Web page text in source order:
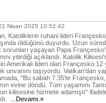
Nisan 2025 10:52:42
Katoliklerin ruhani lideri
öldüğünü duyurdu. Uzun
sorunları yaşayan Papa
yitirdiği açıklandı. Katolik
Amerikalı lideri olan Françesko 12
unvanını taşıyordu. Vatikan'dan
"Bu sabah 7:35'te Françesko,
evine döndü. Tüm yaşamını
kilisesine hizmete adamıştı"
...Devamı.»